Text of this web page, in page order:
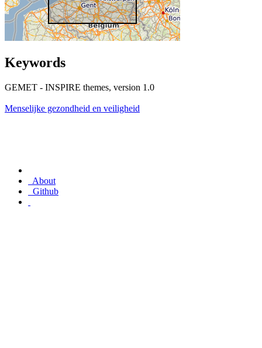
Keywords
GEMET - INSPIRE themes, version 1.0
Menselijke gezondheid en veiligheid
About
Github